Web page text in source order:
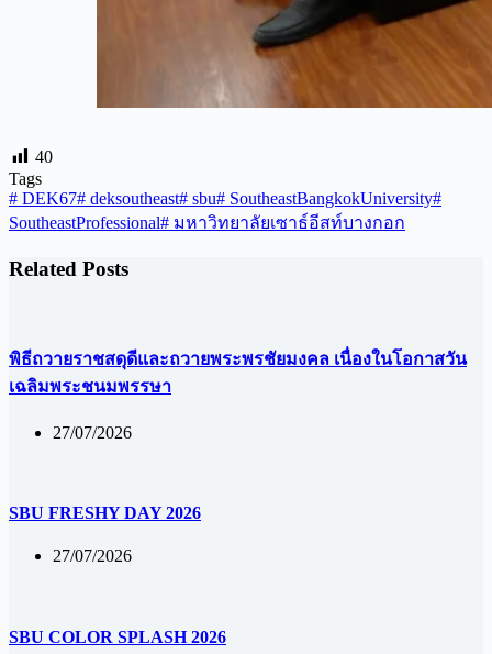
40
Tags
# DEK67# deksoutheast# sbu# SoutheastBangkokUniversity#
SoutheastProfessional# มหาวิทยาลัยเซาธ์อีสท์บางกอก
Related Posts
พิธีถวายราชสดุดีและถวายพระพรชัยมงคล เนื่องในโอกาสวัน
เฉลิมพระชนมพรรษา
27/07/2026
SBU FRESHY DAY 2026
27/07/2026
SBU COLOR SPLASH 2026